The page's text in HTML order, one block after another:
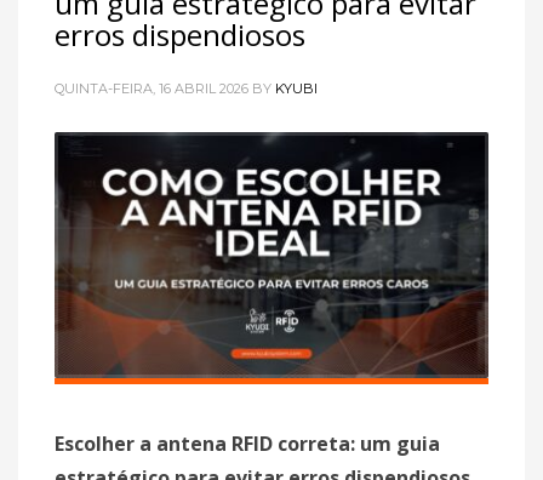
erros dispendiosos
QUINTA-FEIRA, 16 ABRIL 2026 BY KYUBI
Escolher a antena RFID correta: um guia